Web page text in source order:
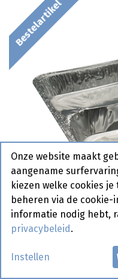
Bestelartikel
ALU SCHAAL
Onze website maakt
aangename
kiezen welke cookies
beheren via de cookie-
informatie nodig hebt,
privacybeleid .
Instellen